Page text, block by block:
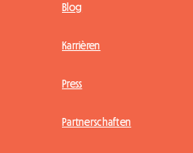
Blog
Karrièren
Press
Partnerschaften